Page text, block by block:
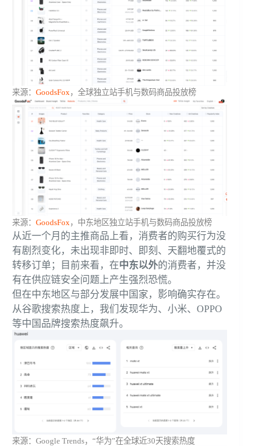
来源： GoodsFox ，全球独立站手机与数码商品投放榜
来源： GoodsFox，中东地区独立站手机与数码商品投放榜
从近一个月的主推商品上看，消费者的购买行为没
有剧烈变化，未出现非即时、即刻、天翻地覆式的
转移订单；目前来看，在中东以外的消费者，并没
有在供应链安全问题上产生强烈恐慌。
但在中东地区与部分发展中国家，影响确实存在。
从谷歌搜索热度上，我们发现华为、小米、OPPO
等中国品牌搜索热度飙升。
来源：Google Trends，“华为”在全球近30天搜索热度